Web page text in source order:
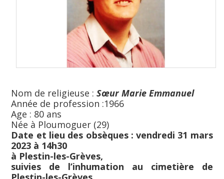
Nom de religieuse :Sœur Marie Emmanuel
Année de profession :1966
Age : 80 ans
Née à Ploumoguer (29)
Date et lieu des obsèques :vendredi 31 mars
2023 à 14h30
à Plestin-les-Grèves,
suivies de l’inhumation au cimetière de